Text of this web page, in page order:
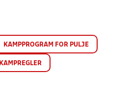
KAMPPROGRAM FOR PULJE
KAMPREGLER